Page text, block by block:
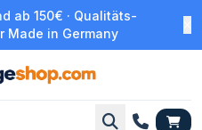
ab 150€ · Qualitäts-
Made in Germany